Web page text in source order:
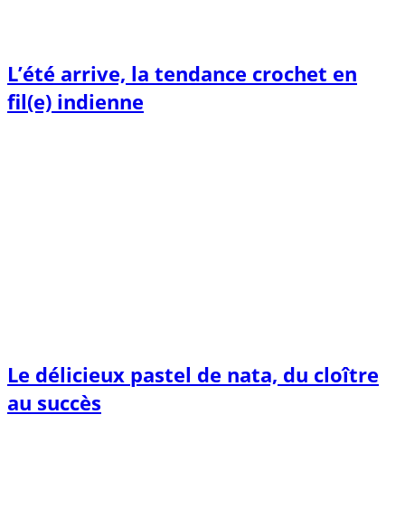
L’été arrive, la tendance crochet en
fil(e) indienne
Le délicieux pastel de nata, du cloître
au succès